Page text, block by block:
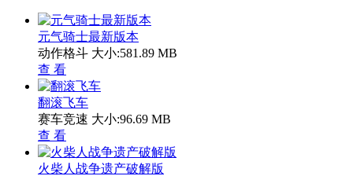
元气骑士最新版本
动作格斗 大小:581.89 MB
查 看
翻滚飞车
赛车竞速 大小:96.69 MB
查 看
火柴人战争遗产破解版